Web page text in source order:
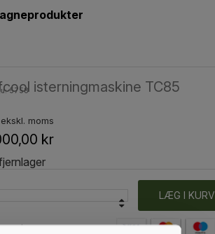
isterningmaskine TC85
5758
moms
kr
LÆG I KURV